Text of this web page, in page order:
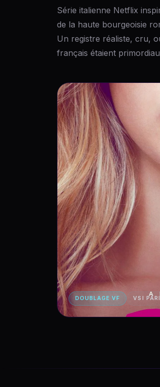
Série italienne Netflix
de la haute bourgeoisie
Un registre réaliste, cru,
français étaient
DOUBLAGE VF VSI